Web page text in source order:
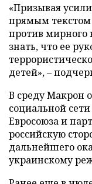
«Призывая
прямым текстом
против мирного
знать, что ее
детей», –
В среду Макрон
социальной
Евросоюза и
российскую
дальнейшего
украинскому